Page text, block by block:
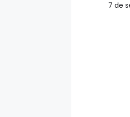
7 de